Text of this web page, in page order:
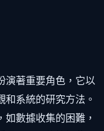
演著重要角色，它以
系統的研究方法。
數據收集的困難，